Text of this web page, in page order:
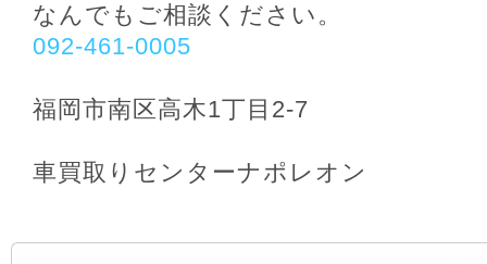
なんでもご相談ください。
092-461-0005
福岡市南区高木1丁目2-7
車買取りセンターナポレオン